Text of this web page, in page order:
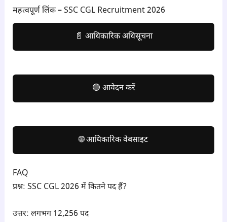
महत्वपूर्ण लिंक – SSC CGL Recruitment 2026
📄 आधिकारिक अधिसूचना
🟢 आवेदन करें
🌐 आधिकारिक वेबसाइट
FAQ
प्रश्न: SSC CGL 2026 में कितने पद हैं?
उत्तर: लगभग 12,256 पद